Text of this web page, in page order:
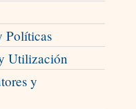
Políticas
Utilización
y